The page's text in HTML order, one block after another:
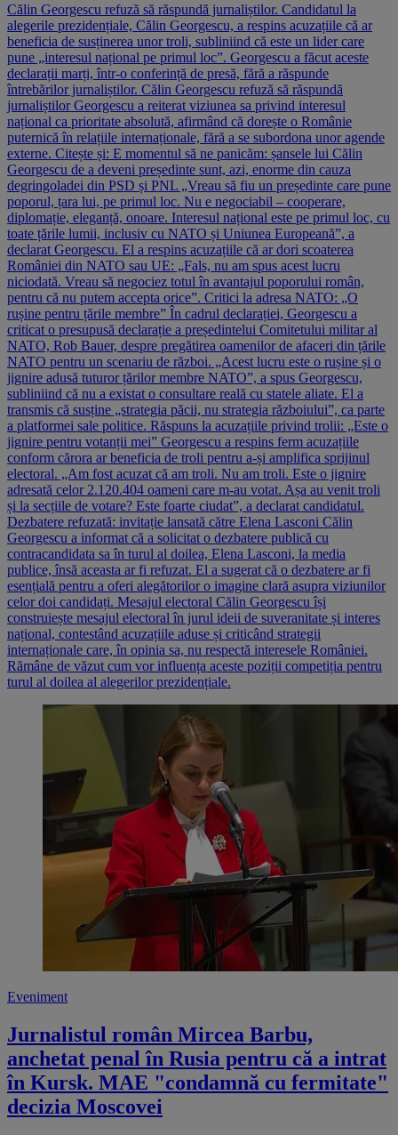
Călin Georgescu refuză să răspundă jurnaliștilor. Candidatul la
alegerile prezidențiale, Călin Georgescu, a respins acuzațiile că ar
beneficia de susținerea unor troli, subliniind că este un lider care
pune „interesul național pe primul loc”. Georgescu a făcut aceste
declarații marți, într-o conferință de presă, fără a răspunde
întrebărilor jurnaliștilor. Călin Georgescu refuză să răspundă
jurnaliștilor Georgescu a reiterat viziunea sa privind interesul
național ca prioritate absolută, afirmând că dorește o Românie
puternică în relațiile internaționale, fără a se subordona unor agende
externe. Citește și: E momentul să ne panicăm: șansele lui Călin
Georgescu de a deveni președinte sunt, azi, enorme din cauza
degringoladei din PSD și PNL „Vreau să fiu un președinte care pune
poporul, țara lui, pe primul loc. Nu e negociabil – cooperare,
diplomație, eleganță, onoare. Interesul național este pe primul loc, cu
toate țările lumii, inclusiv cu NATO și Uniunea Europeană”, a
declarat Georgescu. El a respins acuzațiile că ar dori scoaterea
României din NATO sau UE: „Fals, nu am spus acest lucru
niciodată. Vreau să negociez totul în avantajul poporului român,
pentru că nu putem accepta orice”. Critici la adresa NATO: „O
rușine pentru țările membre” În cadrul declarației, Georgescu a
criticat o presupusă declarație a președintelui Comitetului militar al
NATO, Rob Bauer, despre pregătirea oamenilor de afaceri din țările
NATO pentru un scenariu de război. „Acest lucru este o rușine și o
jignire adusă tuturor țărilor membre NATO”, a spus Georgescu,
subliniind că nu a existat o consultare reală cu statele aliate. El a
transmis că susține „strategia păcii, nu strategia războiului”, ca parte
a platformei sale politice. Răspuns la acuzațiile privind trolii: „Este o
jignire pentru votanții mei” Georgescu a respins ferm acuzațiile
conform cărora ar beneficia de troli pentru a-și amplifica sprijinul
electoral. „Am fost acuzat că am troli. Nu am troli. Este o jignire
adresată celor 2.120.404 oameni care m-au votat. Așa au venit troli
și la secțiile de votare? Este foarte ciudat”, a declarat candidatul.
Dezbatere refuzată: invitație lansată către Elena Lasconi Călin
Georgescu a informat că a solicitat o dezbatere publică cu
contracandidata sa în turul al doilea, Elena Lasconi, la media
publice, însă aceasta ar fi refuzat. El a sugerat că o dezbatere ar fi
esențială pentru a oferi alegătorilor o imagine clară asupra viziunilor
celor doi candidați. Mesajul electoral Călin Georgescu își
construiește mesajul electoral în jurul ideii de suveranitate și interes
național, contestând acuzațiile aduse și criticând strategii
internaționale care, în opinia sa, nu respectă interesele României.
Rămâne de văzut cum vor influența aceste poziții competiția pentru
turul al doilea al alegerilor prezidențiale.
Eveniment
Jurnalistul român Mircea Barbu,
anchetat penal în Rusia pentru că a intrat
în Kursk. MAE "condamnă cu fermitate"
decizia Moscovei